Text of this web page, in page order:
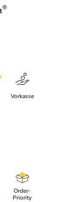
Vorkasse
Order-
Priority